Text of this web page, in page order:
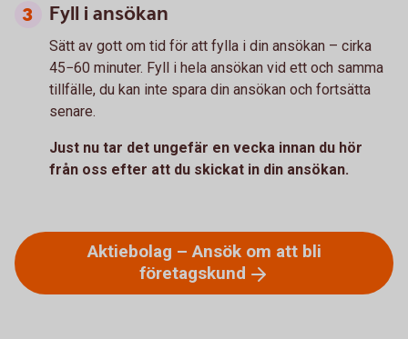
Fyll i ansökan
Sätt av gott om tid för att fylla i din ansökan – cirka
45−60 minuter. Fyll i hela ansökan vid ett och samma
tillfälle, du kan inte spara din ansökan och fortsätta
senare.
Just nu tar det ungefär en vecka innan du hör
från oss efter att du skickat in din ansökan.
Aktiebolag – Ansök om att bli
företagskund